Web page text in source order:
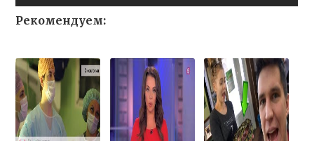
Рекомендуем: